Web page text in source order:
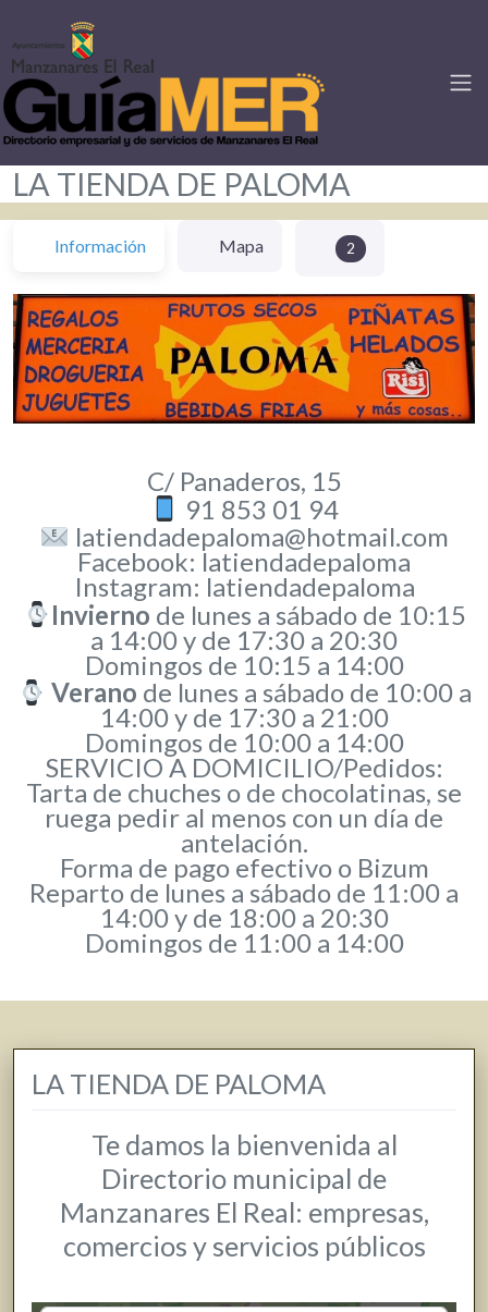
LA TIENDA DE PALOMA
Información Mapa 2
C/ Panaderos, 15
91 853 01 94
latiendadepaloma@hotmail.com
Facebook: latiendadepaloma
Instagram: latiendadepaloma
Invierno de lunes a sábado de 10:15
a 14:00 y de 17:30 a 20:30
Domingos de 10:15 a 14:00
Verano de lunes a sábado de 10:00 a
14:00 y de 17:30 a 21:00
Domingos de 10:00 a 14:00
SERVICIO A DOMICILIO/Pedidos:
Tarta de chuches o de chocolatinas, se
ruega pedir al menos con un día de
antelación.
Forma de pago efectivo o Bizum
Reparto de lunes a sábado de 11:00 a
14:00 y de 18:00 a 20:30
Domingos de 11:00 a 14:00
LA TIENDA DE PALOMA
Te damos la bienvenida al
Directorio municipal de
Manzanares El Real: empresas,
comercios y servicios públicos